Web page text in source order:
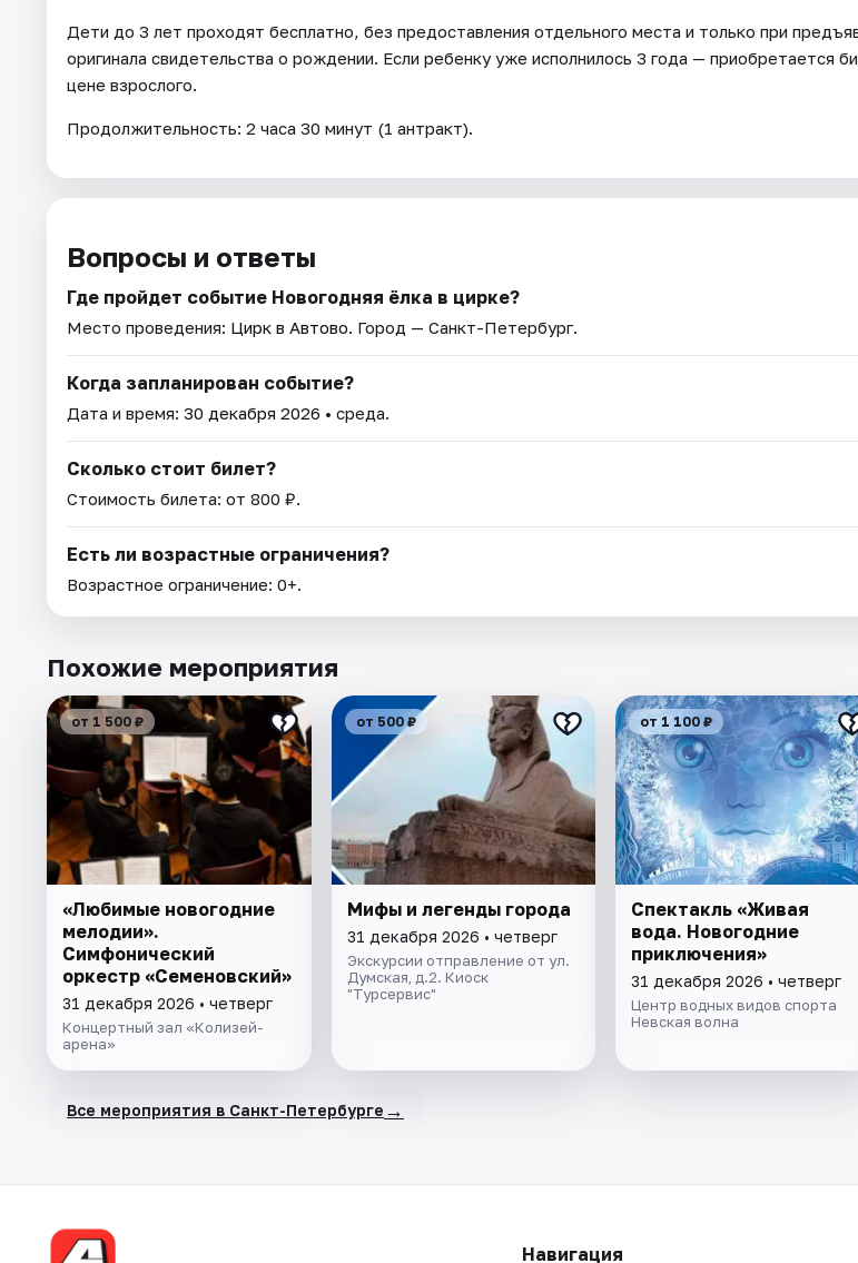
Дети до 3 лет проходят бесплатно, без предоставления отдельного места и только при
оригинала свидетельства о рождении. Если ребенку уже исполнилось 3 года — приобретается
цене взрослого.
Продолжительность: 2 часа 30 минут (1 антракт).
Вопросы и ответы
Где пройдет событие Новогодняя ёлка в цирке?
Место проведения: Цирк в Автово. Город — Санкт-Петербург.
Когда запланирован событие?
Дата и время: 30 декабря 2026 • среда.
Сколько стоит билет?
Стоимость билета: от 800 ₽.
Есть ли возрастные ограничения?
Возрастное ограничение: 0+.
Похожие мероприятия
от 1 500 ₽
«Любимые новогодние
мелодии».
Симфонический
оркестр «Семеновский»
31 декабря 2026 • четверг
Концертный зал «Колизей-
арена»
от 500 ₽
Мифы и легенды города
31 декабря 2026 • четверг
Экскурсии отправление от ул.
Думская, д.2. Киоск
"Турсервис"
от 1 100 ₽
Спектакль «Живая
вода. Новогодние
приключения»
31 декабря 2026 • четверг
Центр водных видов спорта
Невская волна
Все мероприятия в Санкт-Петербурге →
Навигация